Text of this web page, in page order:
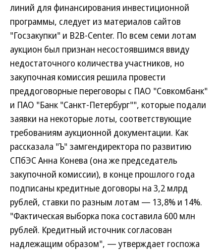
линий для финансирования инвестиционной
программы, следует из материалов сайтов
"Госзакупки" и B2B-Center. По всем семи лотам
аукцион был признан несостоявшимся ввиду
недостаточного количества участников, но
закупочная комиссия решила провести
преддоговорные переговоры с ПАО "Совкомбанк"
и ПАО "Банк "Санкт-Петербург"", которые подали
заявки на некоторые лоты, соответствующие
требованиям аукционной документации. Как
рассказала "Ъ" замгендиректора по развитию
СПбЭС Анна Конева (она же председатель
закупочной комиссии), в конце прошлого года
подписаны кредитные договоры на 3,2 млрд
рублей, ставки по разным лотам — 13,8% и 14%.
"Фактическая выборка пока составила 600 млн
рублей. Кредитный источник согласован
надлежащим образом", — утверждает госпожа